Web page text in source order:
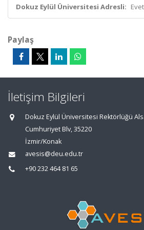
Dokuz Eylül Üniversitesi Adresli: Evet
Paylaş
İletişim Bilgileri
Dokuz Eylül Üniversitesi Rektörlüğü
Cumhuriyet Blv, 35220
İzmir/Konak
avesis@deu.edu.tr
+90 232 464 81 65